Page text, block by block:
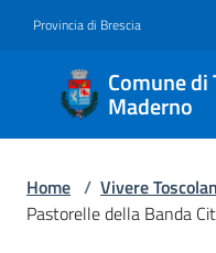
Provincia di Brescia
Comune di
Maderno
Comune
di
Toscolano
Maderno
Home / Vivere
Pastorelle della Banda